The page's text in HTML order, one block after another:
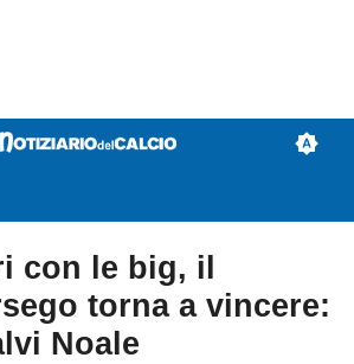
con le big, il
torna a vincere:
Noale